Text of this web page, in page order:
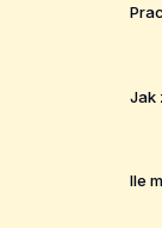
Jak
Ile